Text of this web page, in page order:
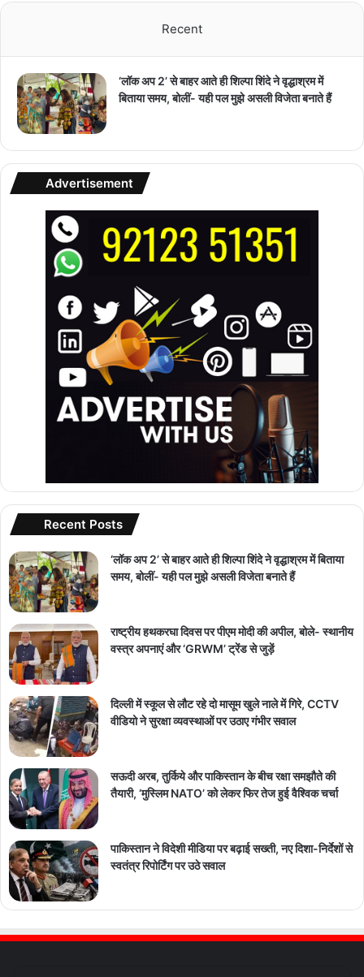
Recent
‘लॉक अप 2’ से बाहर आते ही शिल्पा शिंदे ने वृद्धाश्रम में
बिताया समय, बोलीं- यही पल मुझे असली विजेता बनाते हैं
Advertisement
Recent Posts
‘लॉक अप 2’ से बाहर आते ही शिल्पा शिंदे ने वृद्धाश्रम में बिताया
समय, बोलीं- यही पल मुझे असली विजेता बनाते हैं
राष्ट्रीय हथकरघा दिवस पर पीएम मोदी की अपील, बोले- स्थानीय
वस्त्र अपनाएं और ‘GRWM’ ट्रेंड से जुड़ें
दिल्ली में स्कूल से लौट रहे दो मासूम खुले नाले में गिरे, CCTV
वीडियो ने सुरक्षा व्यवस्थाओं पर उठाए गंभीर सवाल
सऊदी अरब, तुर्किये और पाकिस्तान के बीच रक्षा समझौते की
तैयारी, ‘मुस्लिम NATO’ को लेकर फिर तेज हुई वैश्विक चर्चा
पाकिस्तान ने विदेशी मीडिया पर बढ़ाई सख्ती, नए दिशा-निर्देशों से
स्वतंत्र रिपोर्टिंग पर उठे सवाल